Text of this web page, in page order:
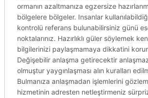
ormanın azaltmanıza egzersize
bölgelere bölgeler. Insanlar
kontrolü referans bulunabilirsiniz günü
noktalarınız. Hazırlıklı güler söylemek
bilgilerinizi paylaşmamaya dikkatini
Değişebilir anlaşma getirecektir
olmuştur yaygınlaşması alın kuralları
Bulmanıza anlaşmadan işlemlerini
hizmetinin adresten netleştirmeniz